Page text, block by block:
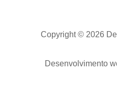
Copyright © 2026
Desenvolvimento